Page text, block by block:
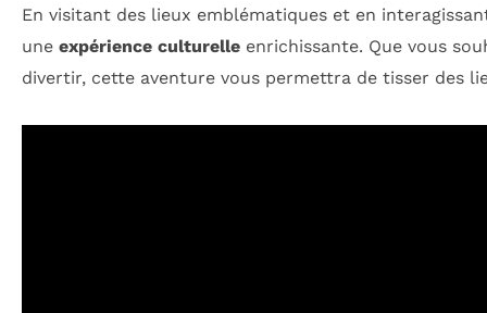
En visitant des lieux emblématiques et en
une expérience culturelle enrichissante. Que vous
divertir, cette aventure vous permettra de tisser des